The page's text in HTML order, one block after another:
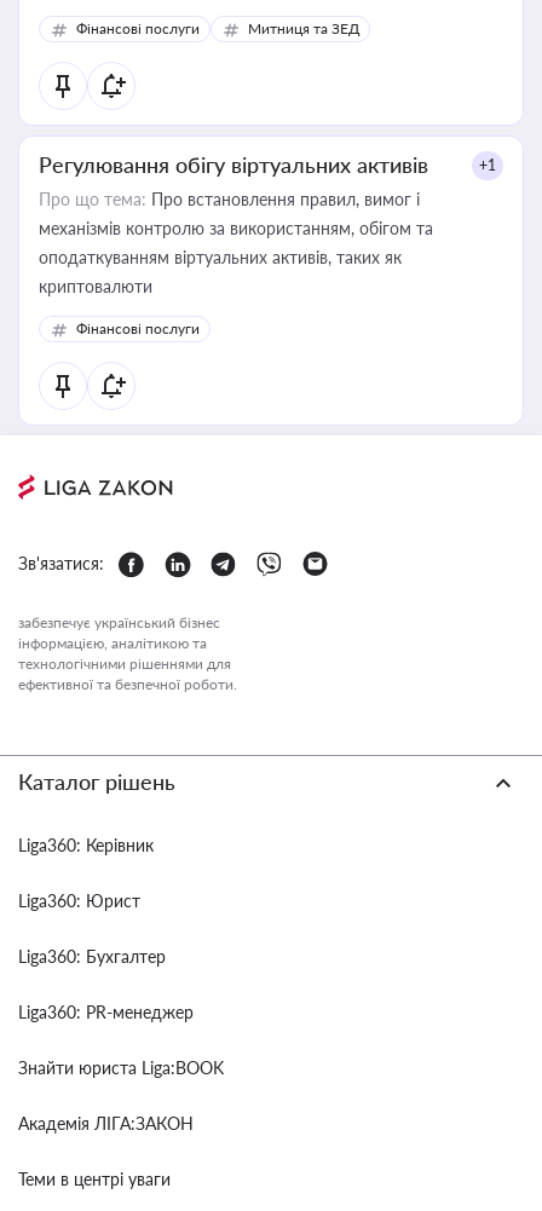
Фінансові послуги Митниця та ЗЕД
Регулювання обігу віртуальних активів +1
Про що тема: Про встановлення правил, вимог і
механізмів контролю за використанням, обігом та
оподаткуванням віртуальних активів, таких як
криптовалюти
Фінансові послуги
Зв'язатися:
забезпечує український бізнес
інформацією, аналітикою та
технологічними рішеннями для
ефективної та безпечної роботи.
Каталог рішень
Liga360: Керівник
Liga360: Юрист
Liga360: Бухгалтер
Liga360: PR-менеджер
Знайти юриста Liga:BOOK
Академія ЛІГА:ЗАКОН
Теми в центрі уваги